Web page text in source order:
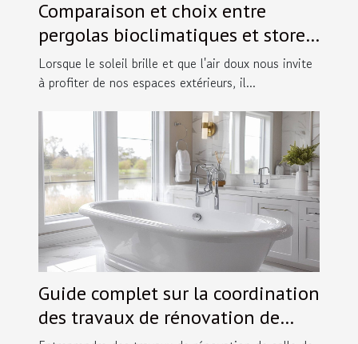
Comparaison et choix entre
pergolas bioclimatiques et stores
extérieurs
Lorsque le soleil brille et que l'air doux nous invite
à profiter de nos espaces extérieurs, il...
Guide complet sur la coordination
des travaux de rénovation de